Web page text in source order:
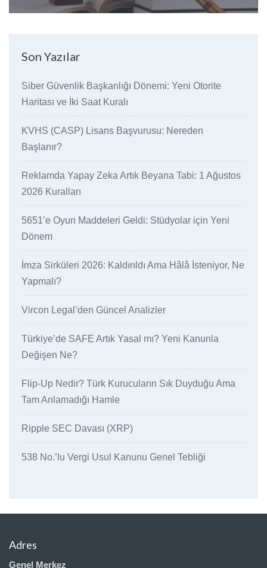
Son Yazılar
Siber Güvenlik Başkanlığı Dönemi: Yeni Otorite
Haritası ve İki Saat Kuralı
KVHS (CASP) Lisans Başvurusu: Nereden
Başlanır?
Reklamda Yapay Zeka Artık Beyana Tabi: 1 Ağustos
2026 Kuralları
5651’e Oyun Maddeleri Geldi: Stüdyolar için Yeni
Dönem
İmza Sirküleri 2026: Kaldırıldı Ama Hâlâ İsteniyor, Ne
Yapmalı?
Vircon Legal’den Güncel Analizler
Türkiye’de SAFE Artık Yasal mı? Yeni Kanunla
Değişen Ne?
Flip-Up Nedir? Türk Kurucuların Sık Duyduğu Ama
Tam Anlamadığı Hamle
Ripple SEC Davası (XRP)
538 No.’lu Vergi Usul Kanunu Genel Tebliği
Adres
Genel Merkez